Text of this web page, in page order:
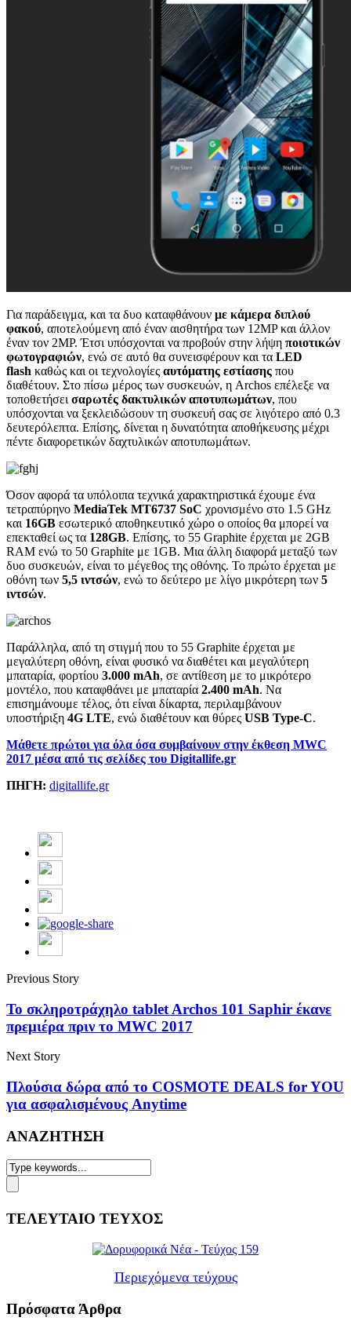
Για παράδειγμα, και τα δυο καταφθάνουν με κάμερα διπλού
φακού, αποτελούμενη από έναν αισθητήρα των 12MP και άλλον
έναν τον 2MP. Έτσι υπόσχονται να προβούν στην λήψη ποιοτικών
φωτογραφιών, ενώ σε αυτό θα συνεισφέρουν και τα LED
flash καθώς και οι τεχνολογίες αυτόματης εστίασης που
διαθέτουν. Στο πίσω μέρος των συσκευών, η Archos επέλεξε να
τοποθετήσει σαρωτές δακτυλικών αποτυπωμάτων, που
υπόσχονται να ξεκλειδώσουν τη συσκευή σας σε λιγότερο από 0.3
δευτερόλεπτα. Επίσης, δίνεται η δυνατότητα αποθήκευσης μέχρι
πέντε διαφορετικών δαχτυλικών αποτυπωμάτων.
Όσον αφορά τα υπόλοιπα τεχνικά χαρακτηριστικά έχουμε ένα
τετραπύρηνο MediaTek MT6737 SoC χρονισμένο στο 1.5 GHz
και 16GB εσωτερικό αποθηκευτικό χώρο ο οποίος θα μπορεί να
επεκταθεί ως τα 128GB. Επίσης, το 55 Graphite έρχεται με 2GB
RAM ενώ το 50 Graphite με 1GB. Μια άλλη διαφορά μεταξύ των
δυο συσκευών, είναι το μέγεθος της οθόνης. Το πρώτο έρχεται με
οθόνη των 5,5 ιντσών, ενώ το δεύτερο με λίγο μικρότερη των 5
ιντσών.
Παράλληλα, από τη στιγμή που το 55 Graphite έρχεται με
μεγαλύτερη οθόνη, είναι φυσικό να διαθέτει και μεγαλύτερη
μπαταρία, φορτίου 3.000 mAh, σε αντίθεση με το μικρότερο
μοντέλο, που καταφθάνει με μπαταρία 2.400 mAh. Να
επισημάνουμε τέλος, ότι είναι δίκαρτα, περιλαμβάνουν
υποστήριξη 4G LTE, ενώ διαθέτουν και θύρες USB Type-C.
Μάθετε πρώτοι για όλα όσα συμβαίνουν στην έκθεση MWC
2017 μέσα από τις σελίδες του Digitallife.gr
ΠΗΓΗ: digitallife.gr
Previous Story
Το σκληροτράχηλο tablet Archos 101 Saphir έκανε
πρεμιέρα πριν το MWC 2017
Next Story
Πλούσια δώρα από το COSMOTE DEALS for YOU
για ασφαλισμένους Anytime
ΑΝΑΖΗΤΗΣΗ
ΤΕΛΕΥΤΑΙΟ ΤΕΥΧΟΣ
Περιεχόμενα τεύχους
Πρόσφατα Άρθρα